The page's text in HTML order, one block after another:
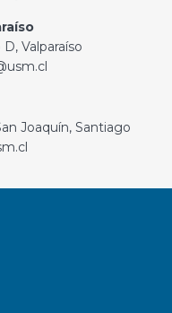
Valparaíso
Joaquín, Santiago